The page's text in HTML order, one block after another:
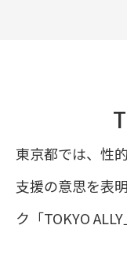
東京都では、性
支援の意思を表
ク「TOKYO